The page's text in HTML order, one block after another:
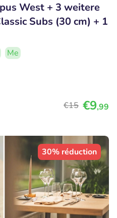
West + 3 weitere
Subs (30 cm) + 1
Me
€15 €9,99
30% réduction